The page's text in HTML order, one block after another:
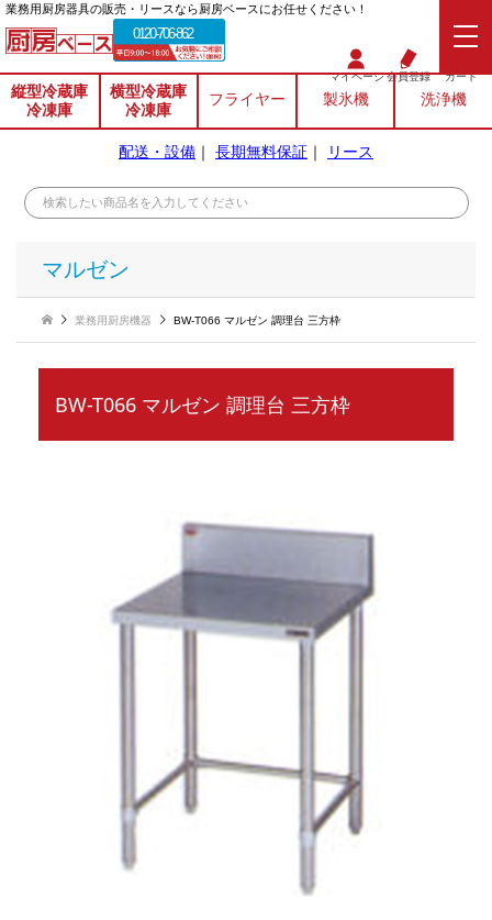
業務⽤厨房器具の販売・リースなら厨房ベースにお任せください！
0120-706-862
マイページ会員登録 カート
縦型冷蔵庫
冷凍庫
横型冷蔵庫
冷凍庫
フライヤー 製氷機 洗浄機
配送・設備 ｜ 長期無料保証 ｜ リース
マルゼン
業務用厨房機器 BW-T066 マルゼン 調理台 三方枠
BW-T066 マルゼン 調理台 三方枠